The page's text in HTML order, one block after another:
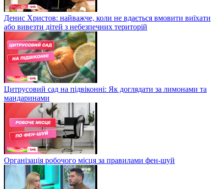
Денис Христов: найважче, коли не вдається вмовити виїхати
або вивезти дітей з небезпечних територій
Цитрусовий сад на підвіконні: Як доглядати за лимонами та
мандаринами
Організація робочого місця за правилами фен-шуй